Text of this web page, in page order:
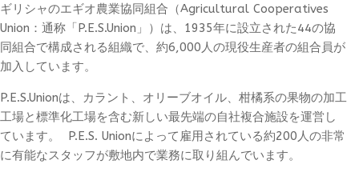
ギリシャのエギオ農業協同組合（Agricultural Cooperatives
Union：通称「P.E.S.Union」）は、1935年に設立された44の協
同組合で構成される組織で、約6,000人の現役生産者の組合員が
加入しています。
P.E.S.Unionは、カラント、オリーブオイル、柑橘系の果物の加工
工場と標準化工場を含む新しい最先端の自社複合施設を運営し
ています。 P.E.S. Unionによって雇用されている約200人の非常
に有能なスタッフが敷地内で業務に取り組んでいます。